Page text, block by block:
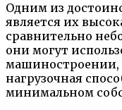
Одним из
является их
сравнительно
они могут
машиностроении,
нагрузочная
минимальном